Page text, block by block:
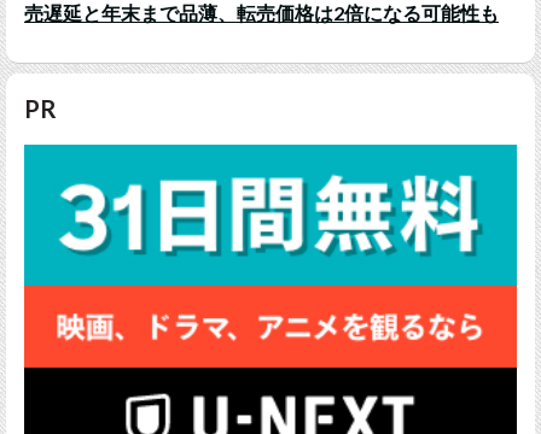
売遅延と年末まで品薄、転売価格は2倍になる可能性も
PR